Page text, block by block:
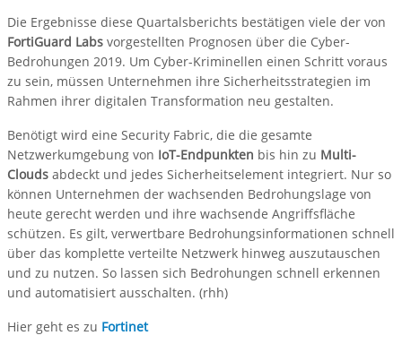
Die Ergebnisse diese Quartalsberichts bestätigen viele der von
FortiGuard Labs vorgestellten Prognosen über die Cyber-
Bedrohungen 2019. Um Cyber-Kriminellen einen Schritt voraus
zu sein, müssen Unternehmen ihre Sicherheitsstrategien im
Rahmen ihrer digitalen Transformation neu gestalten.
Benötigt wird eine Security Fabric, die die gesamte
Netzwerkumgebung von IoT-Endpunkten bis hin zu Multi-
Clouds abdeckt und jedes Sicherheitselement integriert. Nur so
können Unternehmen der wachsenden Bedrohungslage von
heute gerecht werden und ihre wachsende Angriffsfläche
schützen. Es gilt, verwertbare Bedrohungsinformationen schnell
über das komplette verteilte Netzwerk hinweg auszutauschen
und zu nutzen. So lassen sich Bedrohungen schnell erkennen
und automatisiert ausschalten. (rhh)
Hier geht es zu Fortinet